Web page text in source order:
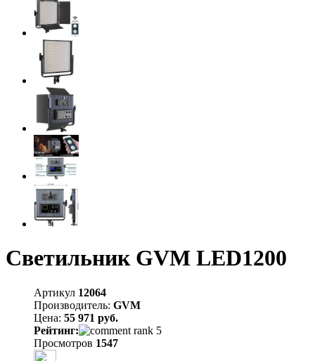
Светильник GVM LED1200
Артикул 12064
Производитель: GVM
Цена: 55 971 руб.
Рейтинг:
Просмотров 1547